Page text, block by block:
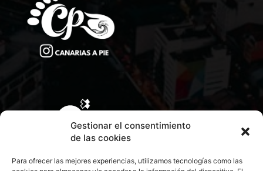
Gestionar el consentimiento
de las cookies
Para ofrecer las mejores experiencias, utilizamos tecnologías como las